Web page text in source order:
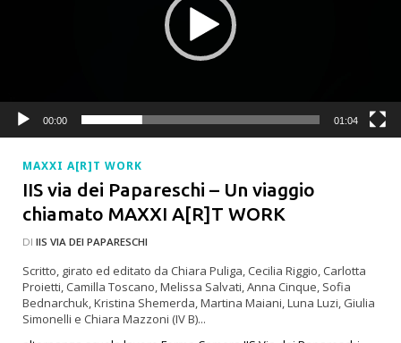
00:00 01:04
MAXXI A[R]T WORK
IIS via dei Papareschi – Un viaggio
chiamato MAXXI A[R]T WORK
DI IIS VIA DEI PAPARESCHI
Scritto, girato ed editato da Chiara Puliga, Cecilia Riggio, Carlotta
Proietti, Camilla Toscano, Melissa Salvati, Anna Cinque, Sofia
Bednarchuk, Kristina Shemerda, Martina Maiani, Luna Luzi, Giulia
Simonelli e Chiara Mazzoni (IV B)...